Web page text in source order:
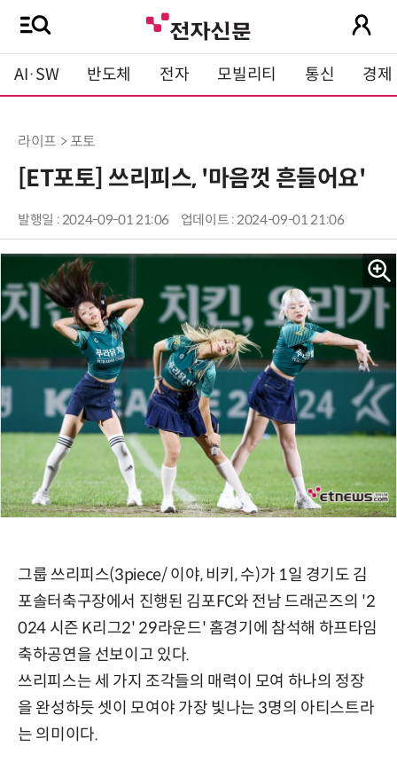
AI·SW 반도체 전자 모빌리티 통신 경제
라이프 > 포토
[ET포토] 쓰리피스, '마음껏 흔들어요'
발행일 : 2024-09-01 21:06 업데이트 : 2024-09-01 21:06
그룹 쓰리피스(3piece/ 이야, 비키, 수)가 1일 경기도 김
포솔터축구장에서 진행된 김포FC와 전남 드래곤즈의 '2
024 시즌 K리그2' 29라운드' 홈경기에 참석해 하프타임
축하공연을 선보이고 있다.
쓰리피스는 세 가지 조각들의 매력이 모여 하나의 정장
을 완성하듯 셋이 모여야 가장 빛나는 3명의 아티스트라
는 의미이다.